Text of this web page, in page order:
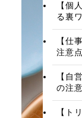
【個
る裏
【仕
注意
【自
の注
【ト